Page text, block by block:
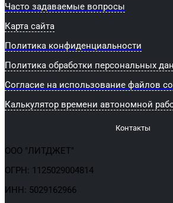
Часто задаваемые вопросы
Карта сайта
Политика конфиденциальности
Политика обработки персональных
Согласие на использование файлов
Калькулятор времени автономной
Контакты
ООО "ЛИТДЖЕТ"
ОГРН: 1125029004814
ИНН: 5029162966